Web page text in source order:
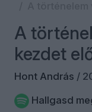
A
kezdet
Hont András /
Hallgasd